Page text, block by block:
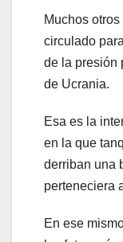
Muchos
circulado
de la presión
de Ucrania.
Esa es la
en la que
derriban una
perteneciera
En ese